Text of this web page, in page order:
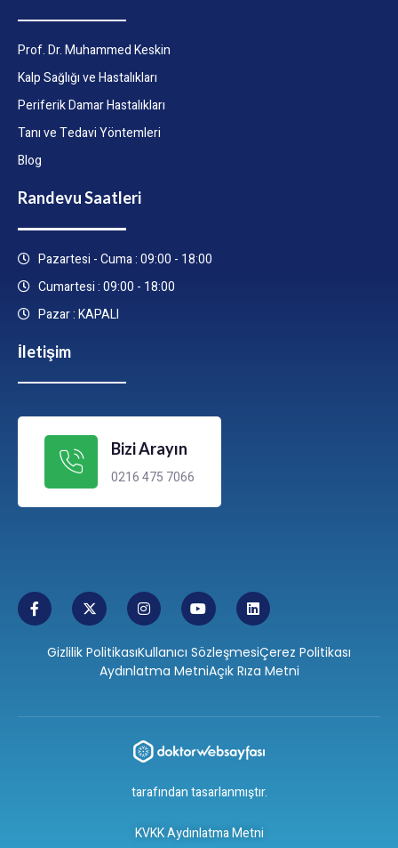
Prof. Dr. Muhammed Keskin
Kalp Sağlığı ve Hastalıkları
Periferik Damar Hastalıkları
Tanı ve Tedavi Yöntemleri
Blog
Randevu Saatleri
Pazartesi - Cuma : 09:00 - 18:00
Cumartesi : 09:00 - 18:00
Pazar : KAPALI
İletişim
Bizi Arayın
0216 475 7066
Gizlilik PolitikasıKullanıcı SözleşmesiÇerez Politikası
Aydınlatma MetniAçık Rıza Metni
tarafından tasarlanmıştır.
KVKK Aydınlatma Metni